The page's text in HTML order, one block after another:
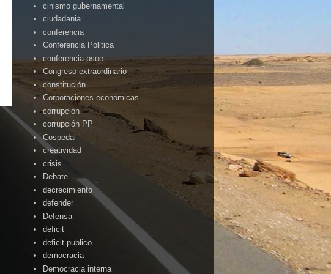
cinismo gubernamental
ciudadania
conferencia
Conferencia Politica
conferencia psoe
Congreso extraordinario
constitución
Corporaciones económicas
corrupción
corrupción PP
Cospedal
creatividad
crisis
Debate
decrecimiento
defender
Defensa
deficit
deficit publico
democracia
Democracia interna